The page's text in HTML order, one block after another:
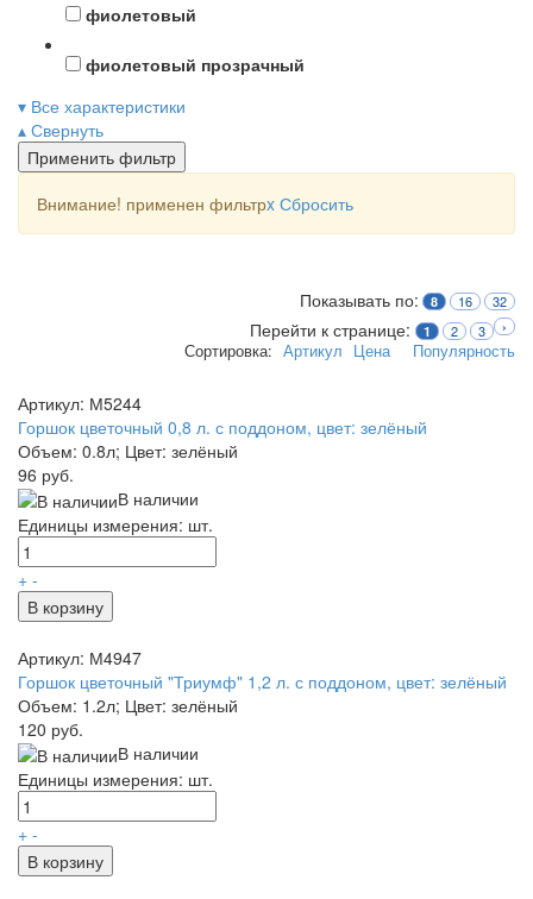
фиолетовый
фиолетовый прозрачный
▾ Все характеристики
▴ Свернуть
Применить фильтр
Внимание! применен фильтрx Сбросить
Показывать по: 8 16 32
Перейти к странице: 1 2 3 ›
Сортировка: Артикул Цена Популярность
Артикул: М5244
Горшок цветочный 0,8 л. с поддоном, цвет: зелёный
Объем: 0.8л; Цвет: зелёный
96 руб.
В наличии
Единицы измерения: шт.
+ -
В корзину
Артикул: М4947
Горшок цветочный "Триумф" 1,2 л. с поддоном, цвет: зелёный
Объем: 1.2л; Цвет: зелёный
120 руб.
В наличии
Единицы измерения: шт.
+ -
В корзину